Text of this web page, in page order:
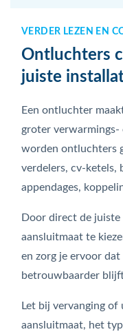
VERDER LEZEN EN
Ontluchters
juiste
Een ontluchter
groter verwarmings-
worden ontluchters
verdelers, cv-ketels,
appendages,
Door direct de
aansluitmaat te
en zorg je ervoor
betrouwbaarder
Let bij vervanging
aansluitmaat, het